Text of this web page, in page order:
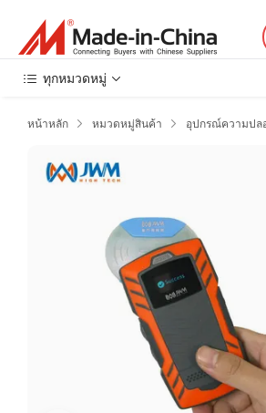
ทุกหมวดหมู่
หน้าหลัก  หมวดหมู่สินค้า  อุปกรณ์ความปล